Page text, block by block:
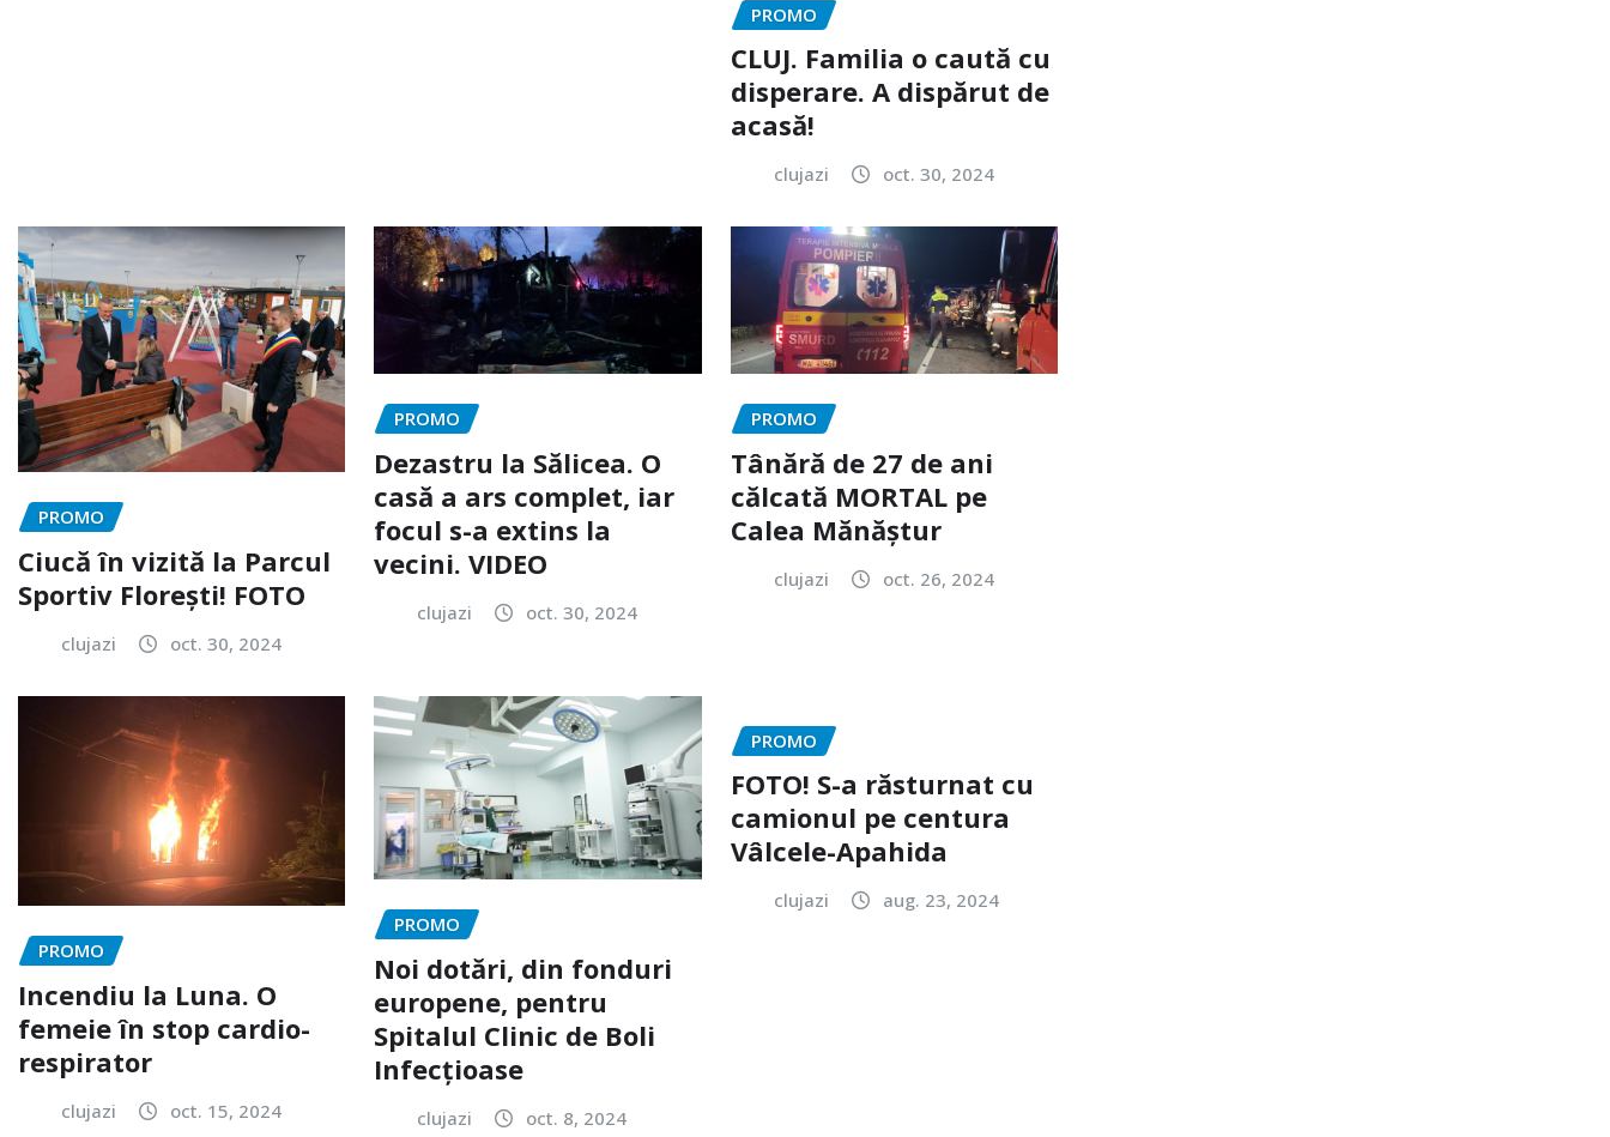
PROMO
CLUJ. Familia o caută cu
disperare. A dispărut de
acasă!
clujazi oct. 30, 2024
PROMO
Ciucă în vizită la Parcul
Sportiv Florești! FOTO
clujazi oct. 30, 2024
PROMO
Dezastru la Sălicea. O
casă a ars complet, iar
focul s-a extins la
vecini. VIDEO
clujazi oct. 30, 2024
PROMO
Tânără de 27 de ani
călcată MORTAL pe
Calea Mănăștur
clujazi oct. 26, 2024
PROMO
Incendiu la Luna. O
femeie în stop cardio-
respirator
clujazi oct. 15, 2024
PROMO
Noi dotări, din fonduri
europene, pentru
Spitalul Clinic de Boli
Infecțioase
clujazi oct. 8, 2024
PROMO
FOTO! S-a răsturnat cu
camionul pe centura
Vâlcele-Apahida
clujazi aug. 23, 2024